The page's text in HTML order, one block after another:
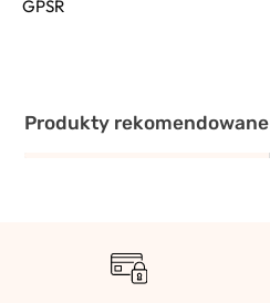
GPSR
Produkty rekomendowane